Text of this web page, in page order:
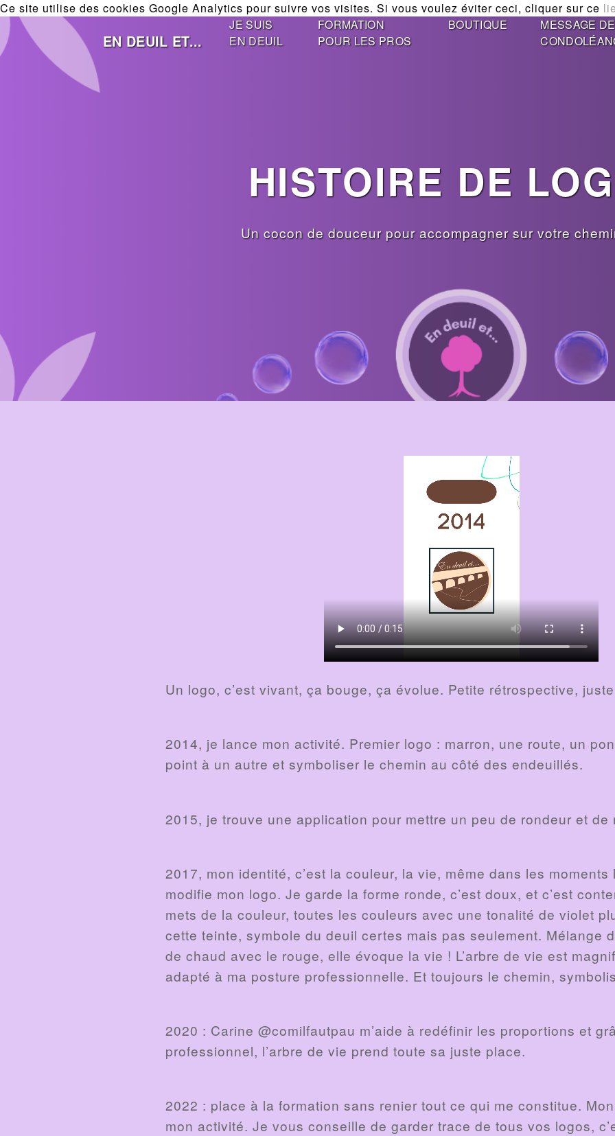
Ce site utilise des cookies Google Analytics pour suivre vos visites. Si vous voulez éviter ceci, cliquer sur ce
EN DEUIL ET...
JE SUIS
EN DEUIL
FORMATION
POUR LES PROS
BOUTIQUE
MESSAGE DE
HISTOIRE DE
Un cocon de douceur pour accompagner sur votre
Un logo, c’est vivant, ça bouge, ça évolue. Petite rétrospective,
2014, je lance mon activité. Premier logo : marron, une route, un
point à un autre et symboliser le chemin au côté des endeuillés.
2015, je trouve une application pour mettre un peu de rondeur et de
2017, mon identité, c’est la couleur, la vie, même dans les
modifie mon logo. Je garde la forme ronde, c’est doux, et c’est
mets de la couleur, toutes les couleurs avec une tonalité de violet
cette teinte, symbole du deuil certes mais pas seulement. Mélange
de chaud avec le rouge, elle évoque la vie ! L’arbre de vie est
adapté à ma posture professionnelle. Et toujours le chemin,
2020 : Carine @comilfautpau m’aide à redéfinir les proportions et
professionnel, l’arbre de vie prend toute sa juste place.
2022 : place à la formation sans renier tout ce qui me constitue.
mon activité. Je vous conseille de garder trace de tous vos logos,